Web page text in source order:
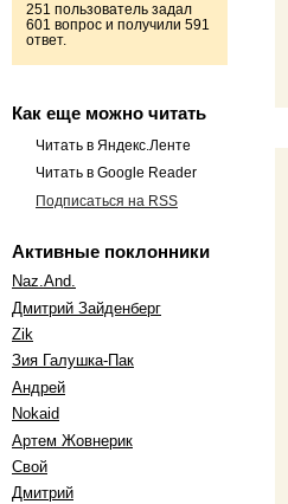
251 пользователь задал
601 вопрос и получили 591
ответ.
Как еще можно читать
Читать в Яндекс.Ленте
Читать в Google Reader
Подписаться на RSS
Активные поклонники
Naz.And.
Дмитрий Зайденберг
Zik
Зия Галушка-Пак
Андрей
Nokaid
Артем Жовнерик
Свой
Дмитрий